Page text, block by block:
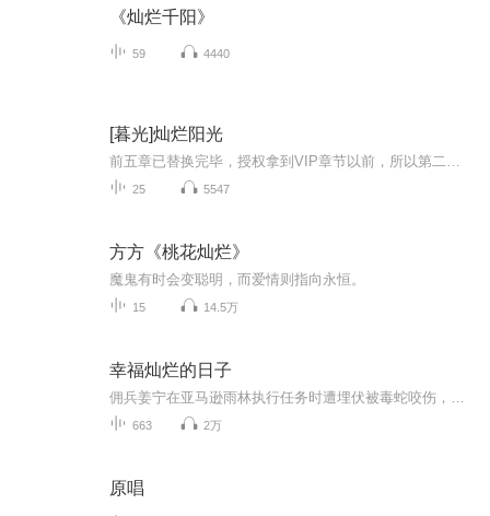
《灿烂千阳》
59 4440
[暮光]灿烂阳光
25 5547
方方《桃花灿烂》
魔鬼有时会变聪明，而爱情则指向永恒。
15 14.5万
幸福灿烂的日子
663 2万
原唱